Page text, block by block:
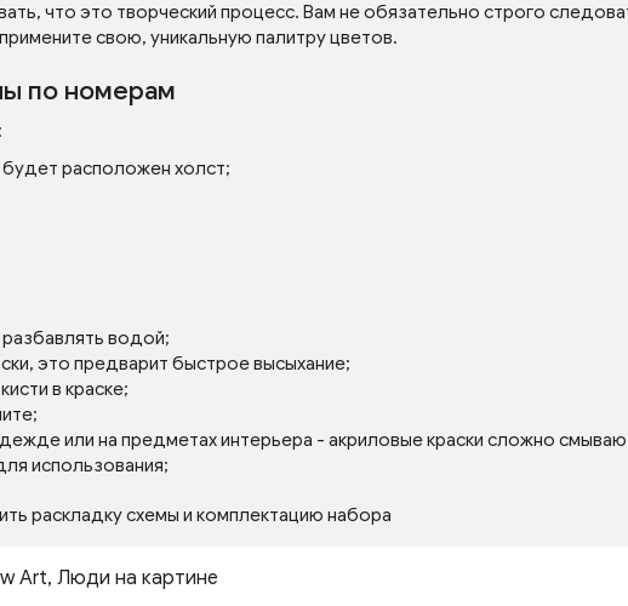
что это творческий процесс. Вам не обязательно строго
свою, уникальную палитру цветов.
по номерам
расположен холст;
водой;
это предварит быстрое высыхание;
в краске;
или на предметах интерьера - акриловые краски сложно
использования;
раскладку схемы и комплектацию набора
Art, Люди на картине